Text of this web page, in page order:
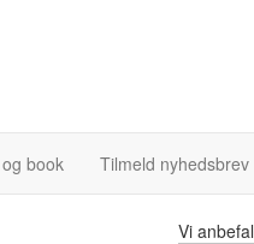
book Tilmeld nyhedsbrev
Vi